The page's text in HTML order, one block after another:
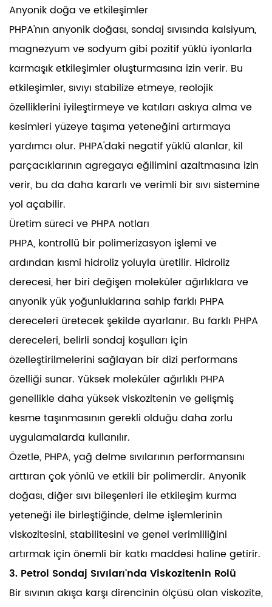
Anyonik doğa ve etkileşimler
PHPA'nın anyonik doğası, sondaj sıvısında kalsiyum,
magnezyum ve sodyum gibi pozitif yüklü iyonlarla
karmaşık etkileşimler oluşturmasına izin verir. Bu
etkileşimler, sıvıyı stabilize etmeye, reolojik
özelliklerini iyileştirmeye ve katıları askıya alma ve
kesimleri yüzeye taşıma yeteneğini artırmaya
yardımcı olur. PHPA'daki negatif yüklü alanlar, kil
parçacıklarının agregaya eğilimini azaltmasına izin
verir, bu da daha kararlı ve verimli bir sıvı sistemine
yol açabilir.
Üretim süreci ve PHPA notları
PHPA, kontrollü bir polimerizasyon işlemi ve
ardından kısmi hidroliz yoluyla üretilir. Hidroliz
derecesi, her biri değişen moleküler ağırlıklara ve
anyonik yük yoğunluklarına sahip farklı PHPA
dereceleri üretecek şekilde ayarlanır. Bu farklı PHPA
dereceleri, belirli sondaj koşulları için
özelleştirilmelerini sağlayan bir dizi performans
özelliği sunar. Yüksek moleküler ağırlıklı PHPA
genellikle daha yüksek viskozitenin ve gelişmiş
kesme taşınmasının gerekli olduğu daha zorlu
uygulamalarda kullanılır.
Özetle, PHPA, yağ delme sıvılarının performansını
arttıran çok yönlü ve etkili bir polimerdir. Anyonik
doğası, diğer sıvı bileşenleri ile etkileşim kurma
yeteneği ile birleştiğinde, delme işlemlerinin
viskozitesini, stabilitesini ve genel verimliliğini
artırmak için önemli bir katkı maddesi haline getirir.
3. Petrol Sondaj Sıvıları'nda Viskozitenin Rolü
Bir sıvının akışa karşı direncinin ölçüsü olan viskozite,